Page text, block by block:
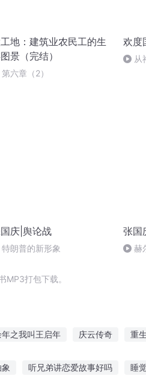
地：建筑业农民工的生
景（完结）
第六章（2）
欢度
从
庆|舆论战
特朗普的新形象
张国
赫
打包下载。
年之我叫王启年 庆云传奇 重
听兄弟讲恋爱故事好吗 睡